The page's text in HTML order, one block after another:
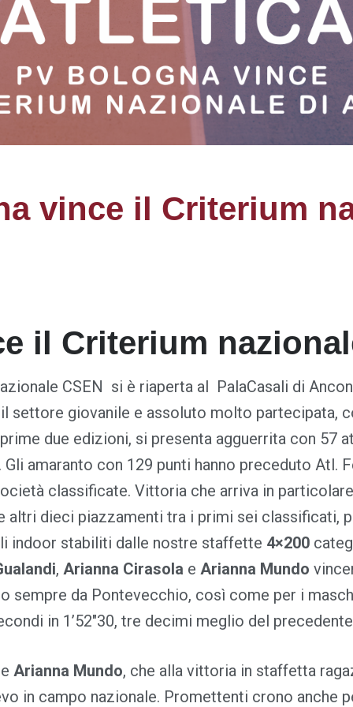
vince il Criterium
il Criterium
CSEN si è riaperta al PalaCasali di
settore giovanile e assoluto molto partecipata,
due edizioni, si presenta agguerrita con 57
Gli amaranto con 129 punti hanno preceduto Atl.
classificate. Vittoria che arriva in
altri dieci piazzamenti tra i primi sei classificati,
indoor stabiliti dalle nostre staffette 4×200
, Arianna Cirasola e Arianna Mundo
sempre da Pontevecchio, così come per i
in 1’52″30, tre decimi meglio del
Arianna Mundo, che alla vittoria in staffetta
in campo nazionale. Promettenti crono anche